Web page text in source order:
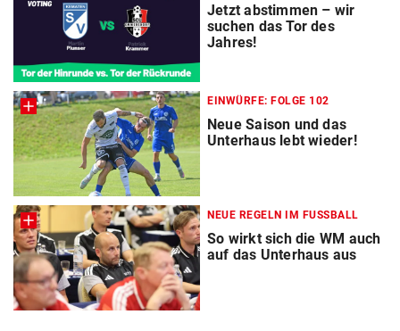
Jetzt abstimmen – wir
suchen das Tor des
Jahres!
EINWÜRFE: FOLGE 102
Neue Saison und das
Unterhaus lebt wieder!
NEUE REGELN IM FUSSBALL
So wirkt sich die WM auch
auf das Unterhaus aus